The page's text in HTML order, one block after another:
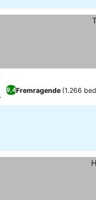
9,4Fremragende (1.266